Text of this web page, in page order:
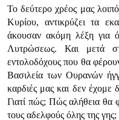
Το δεύτερο χρέος μας
Κυρίου, αντικρύζει τα
άκουσαν ακόμη λέξη για
Λυτρώσεως. Και μετά
εντολοδόχους που θα
Βασιλεία των Ουρανών
καρδιές μας και δεν έχομε
Γιατί πώς; Πώς αλήθεια θα
τους αδελφούς όλης της